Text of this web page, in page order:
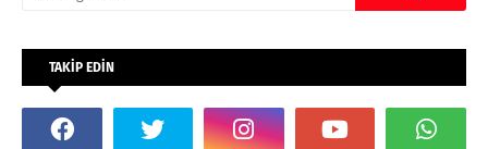
TAKİP EDİN